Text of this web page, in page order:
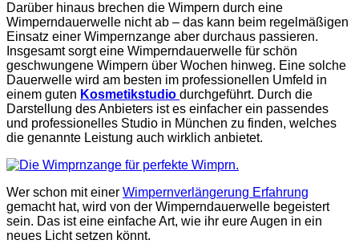
Darüber hinaus brechen die Wimpern durch eine
Wimperndauerwelle nicht ab – das kann beim regelmäßigen
Einsatz einer Wimpernzange aber durchaus passieren.
Insgesamt sorgt eine Wimperndauerwelle für schön
geschwungene Wimpern über Wochen hinweg. Eine solche
Dauerwelle wird am besten im professionellen Umfeld in
einem guten Kosmetikstudio durchgeführt. Durch die
Darstellung des Anbieters ist es einfacher ein passendes
und professionelles Studio in München zu finden, welches
die genannte Leistung auch wirklich anbietet.
Wer schon mit einer Wimpernverlängerung Erfahrung
gemacht hat, wird von der Wimperndauerwelle begeistert
sein. Das ist eine einfache Art, wie ihr eure Augen in ein
neues Licht setzen könnt.